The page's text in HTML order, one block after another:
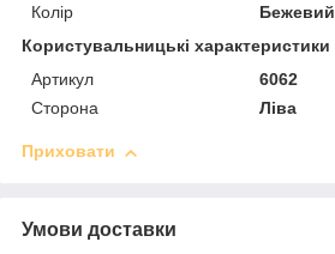
Колір
Бежевий
Користувальницькі характеристики
Артикул
6062
Сторона
Ліва
Приховати
Умови доставки